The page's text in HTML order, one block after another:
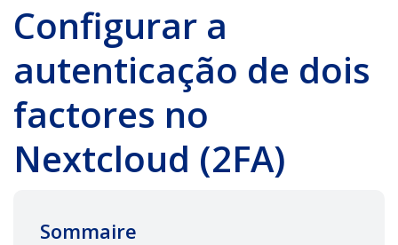
Configurar a
autenticação de dois
factores no
Nextcloud (2FA)
Sommaire